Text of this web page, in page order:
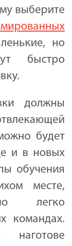
выберите
но
быстро
должны
будет
и в новых
обучения
месте,
легко
командах.
наготове